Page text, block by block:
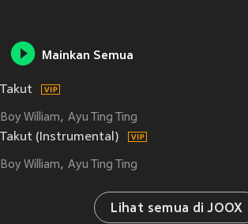
Mainkan Semua
Takut
Boy William Ayu Ting Ting
Takut (Instrumental)
Boy William Ayu Ting Ting
Lihat semua di JOOX